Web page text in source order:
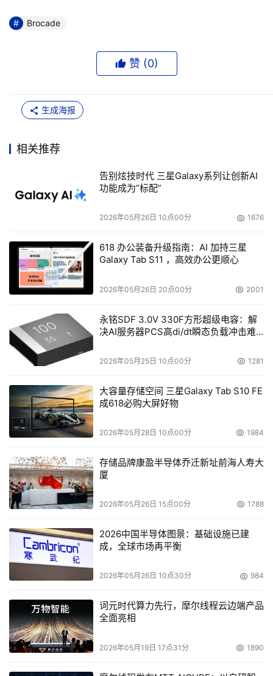
Brocade
赞 (0)
生成海报
相关推荐
告别炫技时代 三星Galaxy系列让创新AI
功能成为“标配”
2026年05月26日 10点00分 1676
618 办公装备升级指南：AI 加持三星
Galaxy Tab S11 ，高效办公更顺心
2026年05月26日 20点00分 2001
永铭SDF 3.0V 330F方形超级电容：解
决AI服务器PCS高di/dt瞬态负载冲击难
2026年05月25日 10点00分 1281
大容量存储空间 三星Galaxy Tab S10 FE
成618必购大屏好物
2026年05月28日 10点00分 1984
存储品牌康盈半导体乔迁新址前海人寿大
厦
2026年05月26日 15点00分 1788
2026中国半导体图景：基础设施已建
成，全球市场再平衡
2026年05月26日 10点30分 984
词元时代算力先行，摩尔线程云边端产品
全面亮相
2026年05月19日 17点31分 1890